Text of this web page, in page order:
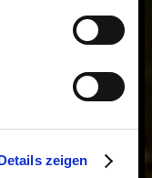
zeigen